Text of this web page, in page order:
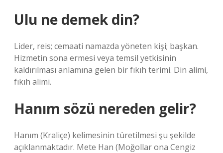
Ulu ne demek din?
Lider, reis; cemaati namazda yöneten kişi; başkan.
Hizmetin sona ermesi veya temsil yetkisinin
kaldırılması anlamına gelen bir fıkıh terimi. Din alimi,
fıkıh alimi.
Hanım sözü nereden gelir?
Hanım (Kraliçe) kelimesinin türetilmesi şu şekilde
açıklanmaktadır. Mete Han (Moğollar ona Cengiz